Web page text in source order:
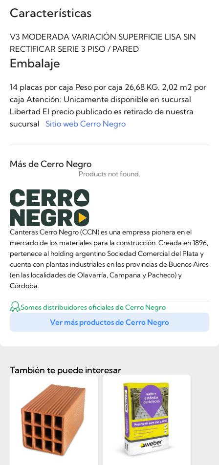
Características
V3 MODERADA VARIACIÓN SUPERFICIE LISA SIN
RECTIFICAR SERIE 3 PISO / PARED
Embalaje
14 placas por caja Peso por caja 26,68 KG. 2,02 m2 por
caja Atención: Unicamente disponible en sucursal
Libertad El precio publicado es retirado de nuestra
sucursal Sitio web Cerro Negro
Más de Cerro Negro
Canteras Cerro Negro (CCN) es una empresa pionera en el
mercado de los materiales para la construcción. Creada en 1896,
pertenece al holding argentino Sociedad Comercial del Plata y
cuenta con plantas industriales en las provincias de Buenos Aires
(en las localidades de Olavarría, Campana y Pacheco) y
Córdoba.
Somos distribuidores oficiales de Cerro Negro
Ver más productos de Cerro Negro
Products not found.
También te puede interesar